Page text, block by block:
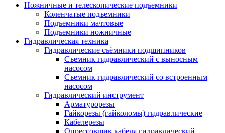
Ножничные и телескопические подъемники
Коленчатые подъемники
Подъемники мачтовые
Подъемники ножничные
Гидравлическая техника
Гидравлические съёмники подшипников
Съемник гидравлический с выносным
насосом
Съемник гидравлический со встроенным
насосом
Гидравлический инструмент
Арматурорезы
Гайкорезы (гайколомы) гидравлические
Кабелерезы
Опрессовщик кабеля гидравлический